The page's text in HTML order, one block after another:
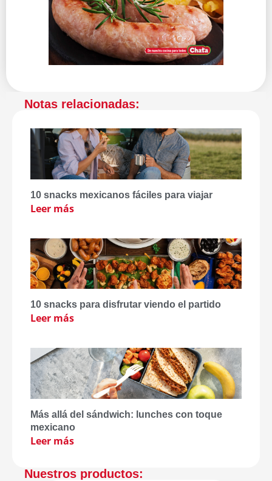
Notas relacionadas:
10 snacks mexicanos fáciles para viajar
Leer más
10 snacks para disfrutar viendo el partido
Leer más
Más allá del sándwich: lunches con toque
mexicano
Leer más
Nuestros productos: